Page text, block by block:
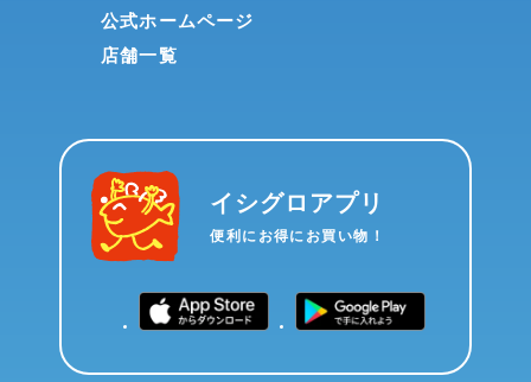
公式ホームページ
店舗一覧
イシグロアプリ
便利にお得にお買い物！